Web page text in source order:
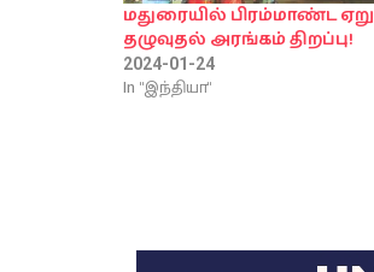
மதுரையில் பிரம்மாண்ட ஏறு
தழுவுதல் அரங்கம் திறப்பு!
2024-01-24
In "இந்தியா"